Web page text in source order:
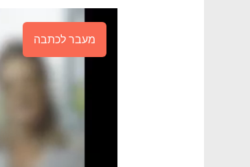
מעבר לכתבה